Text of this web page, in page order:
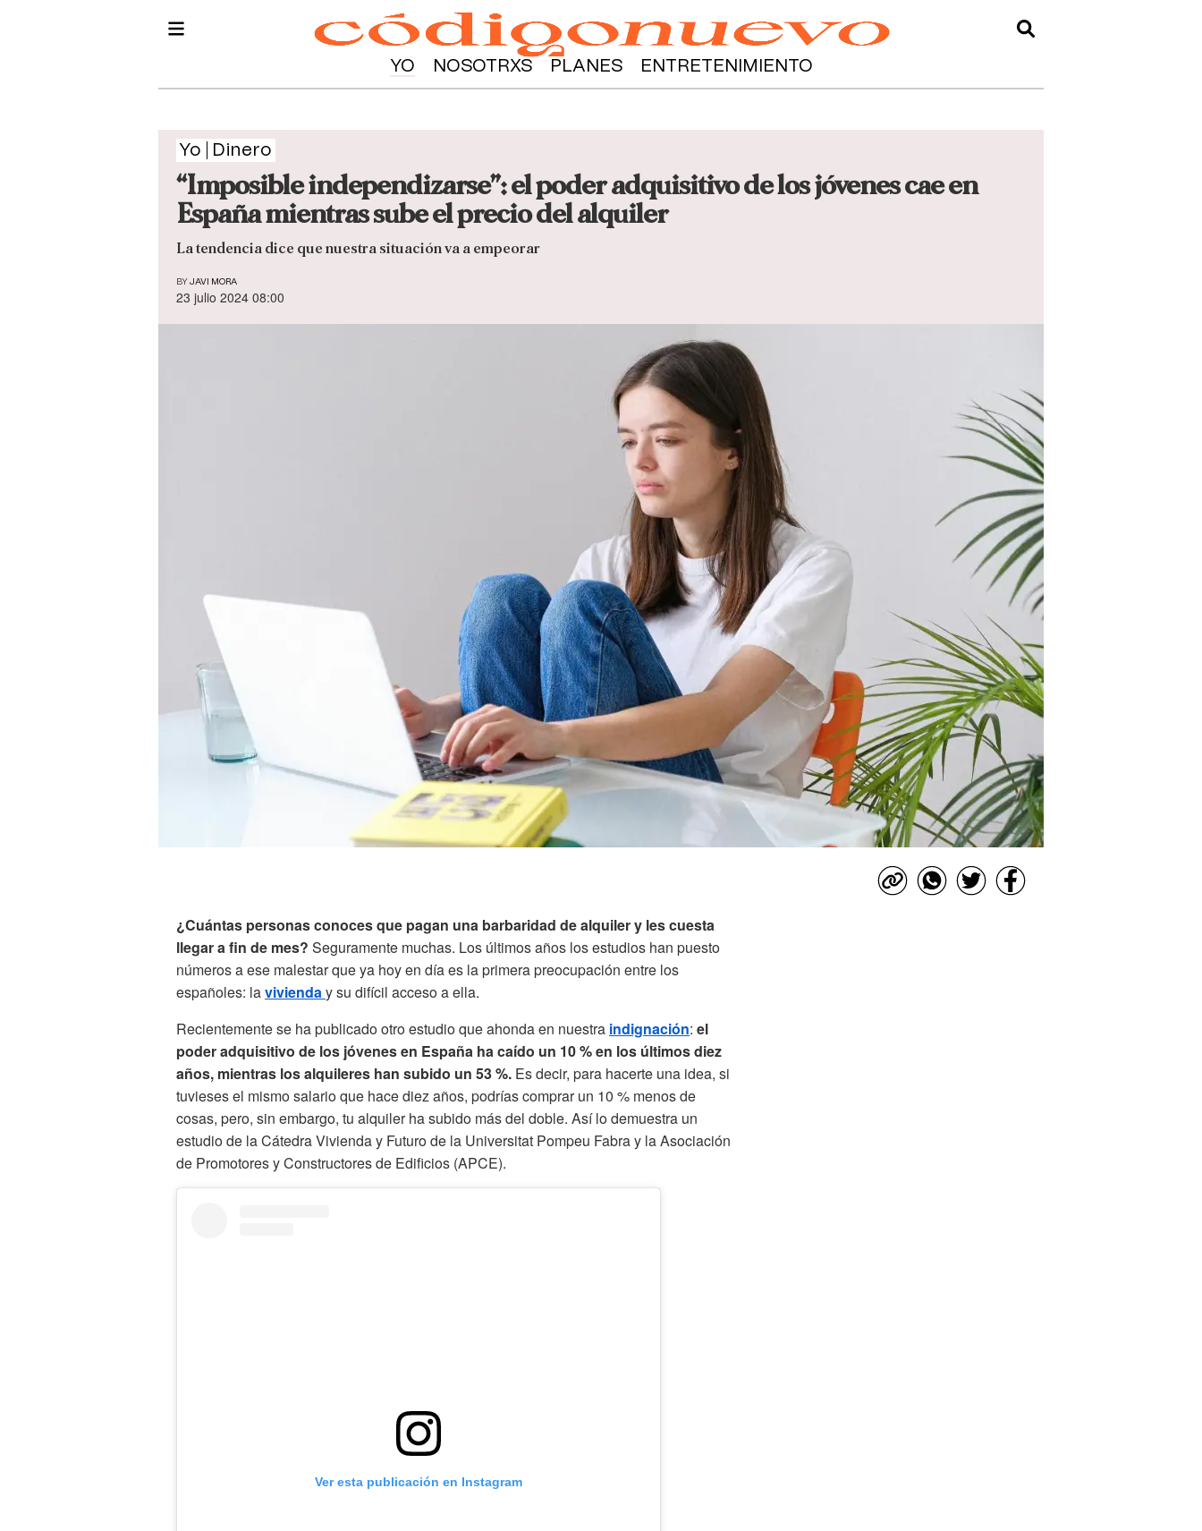
YO NOSOTRXS PLANES ENTRETENIMIENTO
Yo Dinero
“Imposible independizarse”: el poder adquisitivo de los jóvenes cae en
España mientras sube el precio del alquiler
La tendencia dice que nuestra situación va a empeorar
BY JAVI MORA
23 julio 2024 08:00
¿Cuántas personas conoces que pagan una barbaridad de alquiler y les cuesta
llegar a fin de mes? Seguramente muchas. Los últimos años los estudios han puesto
números a ese malestar que ya hoy en día es la primera preocupación entre los
españoles: lavivienday su difícil acceso a ella.
Recientemente se ha publicado otro estudio que ahonda en nuestra indignación: el
poder adquisitivo de los jóvenes en España ha caído un 10 % en los últimos diez
años, mientras los alquileres han subido un 53 %. Es decir, para hacerte una idea, si
tuvieses el mismo salario que hace diez años, podrías comprar un 10 % menos de
cosas, pero, sin embargo, tu alquiler ha subido más del doble. Así lo demuestra un
estudio de la Cátedra Vivienda y Futuro de la Universitat Pompeu Fabra y la Asociación
de Promotores y Constructores de Edificios (APCE).
Ver esta publicación en Instagram